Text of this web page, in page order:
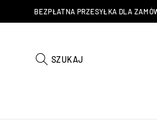
BEZPŁATNA PRZESYŁKA DLA
SZUKAJ